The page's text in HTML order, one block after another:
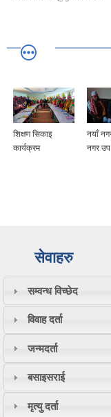
शिक्षण सिकाइ
कार्यक्रम
नयाँ
नगर
सेवाहरु
सम्वन्ध विच्छेद
विवाह दर्ता
जन्मदर्ता
बसाइसराई
मृत्यु दर्ता